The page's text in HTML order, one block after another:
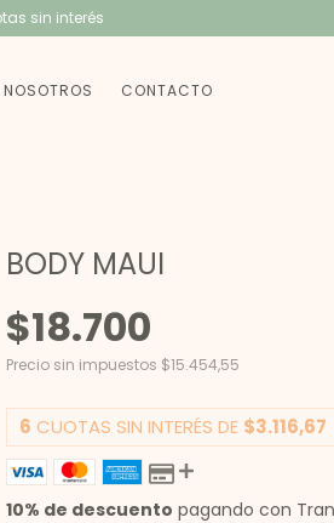
sin interés
NOSOTROS CONTACTO
BODY MAUI
$18.700
Precio sin impuestos $15.454,55
6 CUOTAS SIN INTERÉS DE $3.116,67
10% de descuento pagando con